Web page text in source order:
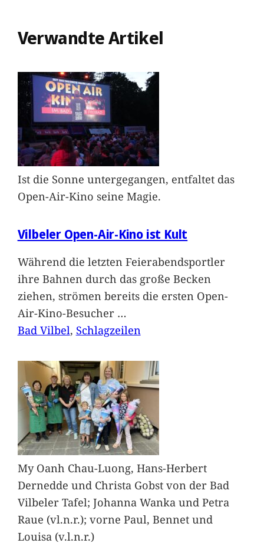
Verwandte Artikel
Ist die Sonne untergegangen, entfaltet das
Open-Air-Kino seine Magie.
Vilbeler Open-Air-Kino ist Kult
Während die letzten Feierabendsportler
ihre Bahnen durch das große Becken
ziehen, strömen bereits die ersten Open-
Air-Kino-Besucher …
Bad Vilbel, Schlagzeilen
My Oanh Chau-Luong, Hans-Herbert
Dernedde und Christa Gobst von der Bad
Vilbeler Tafel; Johanna Wanka und Petra
Raue (vl.n.r.); vorne Paul, Bennet und
Louisa (v.l.n.r.)